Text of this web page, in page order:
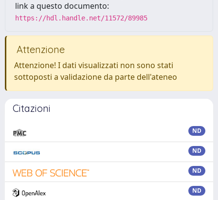
link a questo documento:
https://hdl.handle.net/11572/89985
Attenzione
Attenzione! I dati visualizzati non sono stati
sottoposti a validazione da parte dell'ateneo
Citazioni
ND
ND
ND
ND